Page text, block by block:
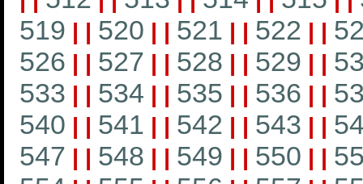
519 | | 520 | | 521 | | 522 | |
526 | | 527 | | 528 | | 529 | |
533 | | 534 | | 535 | | 536 | |
540 | | 541 | | 542 | | 543 | |
547 | | 548 | | 549 | | 550 | |